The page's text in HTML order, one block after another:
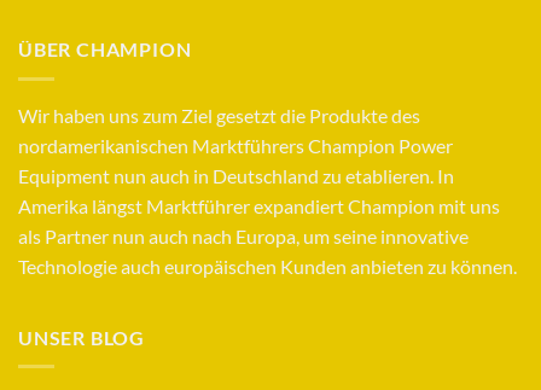
ÜBER CHAMPION
Wir haben uns zum Ziel gesetzt die Produkte des
nordamerikanischen Marktführers Champion Power
Equipment nun auch in Deutschland zu etablieren. In
Amerika längst Marktführer expandiert Champion mit uns
als Partner nun auch nach Europa, um seine innovative
Technologie auch europäischen Kunden anbieten zu können.
UNSER BLOG